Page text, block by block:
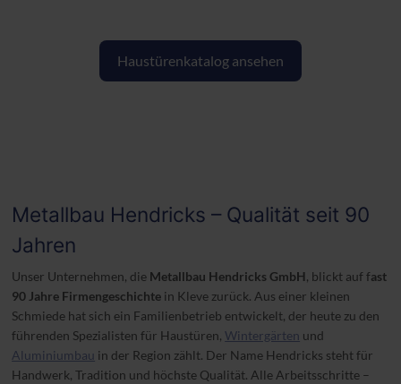
Haustürenkatalog ansehen
Metallbau Hendricks – Qualität seit 90
Jahren
Unser Unternehmen, die Metallbau Hendricks GmbH, blickt auf fast
90 Jahre Firmengeschichte in Kleve zurück. Aus einer kleinen
Schmiede hat sich ein Familienbetrieb entwickelt, der heute zu den
führenden Spezialisten für Haustüren,Wintergärten und
Aluminiumbau in der Region zählt. Der Name Hendricks steht für
Handwerk, Tradition und höchste Qualität. Alle Arbeitsschritte –